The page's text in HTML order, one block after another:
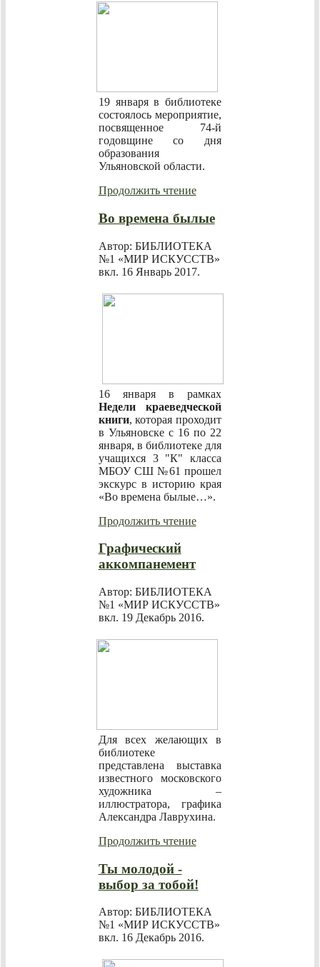
19 января в библиотеке
состоялось мероприятие,
посвященное 74-й
годовщине со дня
образования
Ульяновской области.
Продолжить чтение
Во времена былые
Автор: БИБЛИОТЕКА
№1 «МИР ИСКУССТВ»
вкл. 16 Январь 2017.
16 января в рамках
Недели краеведческой
книги, которая проходит
в Ульяновске с 16 по 22
января, в библиотеке для
учащихся 3 "К" класса
МБОУ СШ №61 прошел
экскурс в историю края
«Во времена былые…».
Продолжить чтение
Графический
аккомпанемент
Автор: БИБЛИОТЕКА
№1 «МИР ИСКУССТВ»
вкл. 19 Декабрь 2016.
Для всех желающих в
библиотеке
представлена выставка
известного московского
художника –
иллюстратора, графика
Александра Лаврухина.
Продолжить чтение
Ты молодой -
выбор за тобой!
Автор: БИБЛИОТЕКА
№1 «МИР ИСКУССТВ»
вкл. 16 Декабрь 2016.